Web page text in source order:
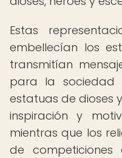
Estas
embellecían los
transmitían
para la sociedad
estatuas de dioses
inspiración y
mientras que los
de competiciones